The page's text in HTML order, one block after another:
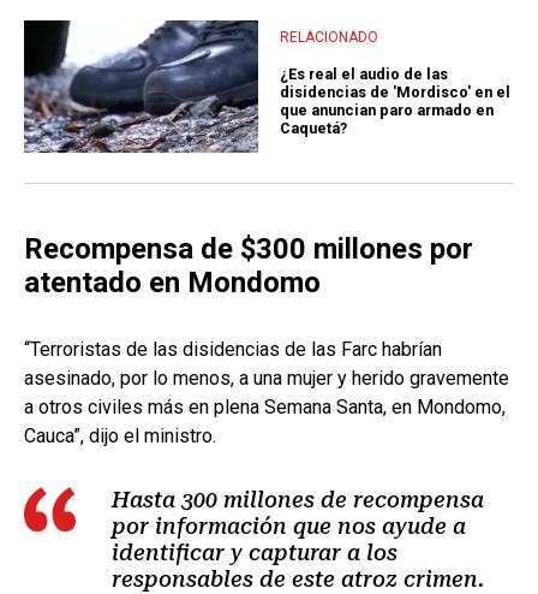
RELACIONADO
¿Es real el audio de las
disidencias de 'Mordisco' en el
que anuncian paro armado en
Caquetá?
Recompensa de $300 millones por
atentado en Mondomo
“Terroristas de las disidencias de las Farc habrían
asesinado, por lo menos, a una mujer y herido gravemente
a otros civiles más en plena Semana Santa, en Mondomo,
Cauca”, dijo el ministro.
Hasta 300 millones de recompensa
por información que nos ayude a
identificar y capturar a los
responsables de este atroz crimen.